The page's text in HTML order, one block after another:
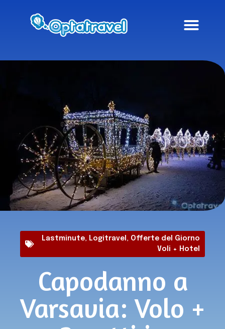
Lastminute, Logitravel , Offerte del Giorno
Voli + Hotel
Capodanno a
Varsavia: Volo +